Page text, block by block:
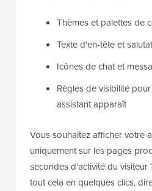
Thèmes et palettes de
Texte d'en-tête et
Icônes de chat et
Règles de visibilité
assistant apparaît
Vous souhaitez afficher votre
uniquement sur les pages
secondes d'activité du visiteur
tout cela en quelques clics,